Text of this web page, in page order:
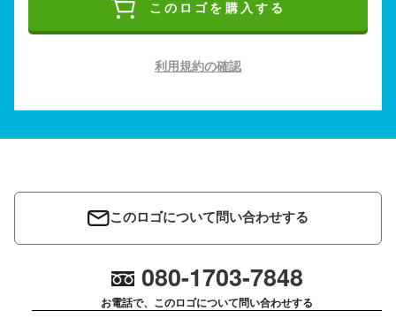
このロゴを購入する
利用規約の確認
このロゴについて問い合わせする
080-1703-7848
お電話で、このロゴについて問い合わせする